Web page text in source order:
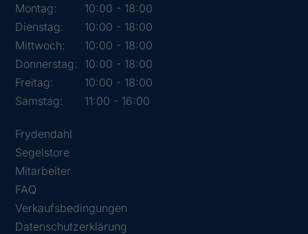
Montag:
10:00 - 18:00
Dienstag:
10:00 - 18:00
Mittwoch:
10:00 - 18:00
Donnerstag:
10:00 - 18:00
Freitag:
10:00 - 18:00
Samstag:
11:00 - 16:00
Frydendahl
Segelstore
Mitarbeiter
FAQ
Verkaufsbedingungen
Datenschutzerklärung